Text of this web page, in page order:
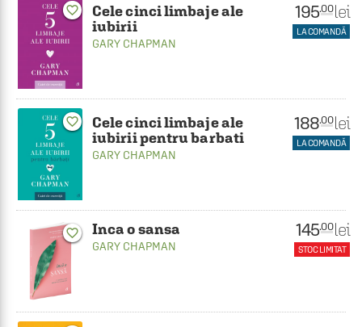
favorite_border
Cele cinci limbaje ale
iubirii
GARY CHAPMAN
195.00 lei
LA COMANDĂ
favorite_border
Cele cinci limbaje ale
iubirii pentru barbati
GARY CHAPMAN
188.00 lei
LA COMANDĂ
favorite_border Inca o sansa
GARY CHAPMAN
145.00 lei
STOC LIMITAT